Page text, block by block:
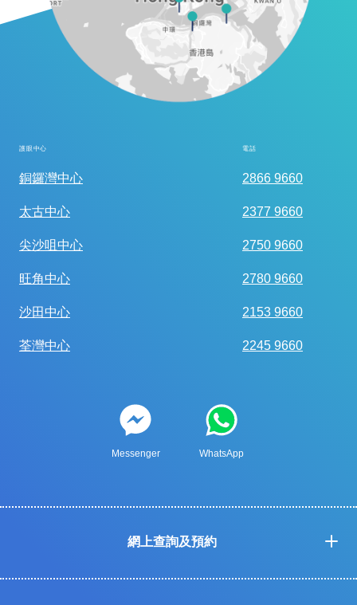
護眼中心 電話
銅鑼灣中心 2866 9660
太古中心 2377 9660
尖沙咀中心 2750 9660
旺角中心 2780 9660
沙田中心 2153 9660
荃灣中心 2245 9660
Messenger WhatsApp
網上查詢及預約